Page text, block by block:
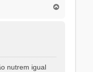
nutrem igual